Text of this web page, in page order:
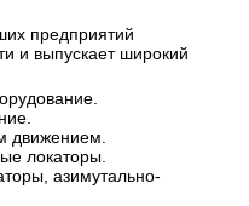
предприятий
и выпускает широкий
движением.
локаторы.
азимутально-